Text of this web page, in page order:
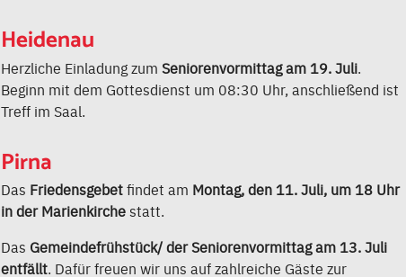
Heidenau
Herzliche Einladung zum Seniorenvormittag am 19. Juli.
Beginn mit dem Gottesdienst um 08:30 Uhr, anschließend ist
Treff im Saal.
Pirna
Das Friedensgebetfindet am Montag, den 11. Juli, um 18 Uhr
in der Marienkirchestatt.
Das Gemeindefrühstück/ der Seniorenvormittag am 13. Juli
entfällt. Dafür freuen wir uns auf zahlreiche Gäste zur